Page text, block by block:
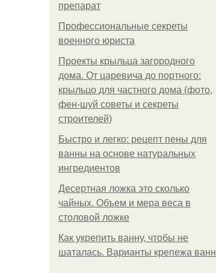
препарат
Профессиональные секреты
военного юриста
Проекты крыльца загородного
дома. От царевича до портного:
крыльцо для частного дома (фото,
фен-шуй советы и секреты
строителей)
Быстро и легко: рецепт пены для
ванны на основе натуральных
ингредиентов
Десертная ложка это сколько
чайных. Объем и мера веса в
столовой ложке
Как укрепить ванну, чтобы не
шаталась. Варианты крепежа ванн